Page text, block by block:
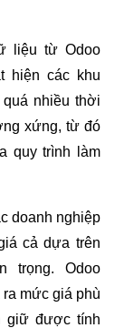
liệu từ Odoo
hiện các khu
nhiều thời
xứng, từ đó
quy trình làm
doanh nghiệp
cả dựa trên
trọng. Odoo
mức giá phù
giữ được tính